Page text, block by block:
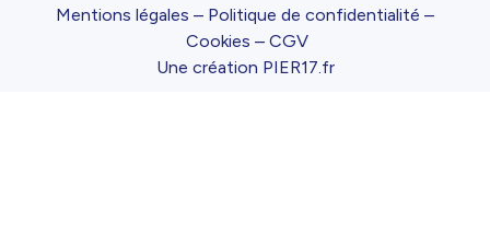
Mentions légales – Politique de confidentialité –
Cookies – CGV
Une création PIER17.fr